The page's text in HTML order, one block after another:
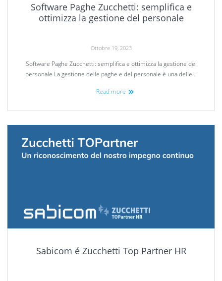
Software Paghe Zucchetti: semplifica e
ottimizza la gestione del personale
Ottobre 19, 2023
Software Paghe Zucchetti: semplifica e ottimizza la gestione del
personale La gestione delle paghe e del personale è una delle…
Read more
Sabicom é Zucchetti Top Partner HR